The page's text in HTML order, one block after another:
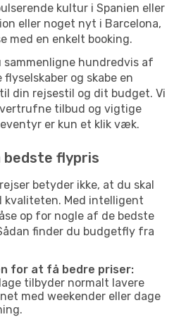
kultur i Spanien eller
eller noget nyt i Barcelona,
med en enkelt booking.
sammenligne hundredvis af
og skabe en
din rejsestil og dit budget. Vi
tilbud og vigtige
er kun et klik væk.
flypris
betyder ikke, at du skal
kvaliteten. Med intelligent
op for nogle af de bedste
finder du budgetfly fra
for at få bedre priser:
tilbyder normalt lavere
med weekender eller dage